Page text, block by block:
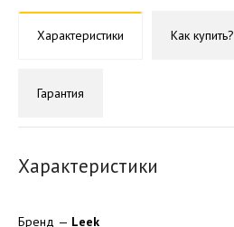
Характеристики Как купить?
Гарантия
Характеристики
Бренд — Leek